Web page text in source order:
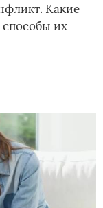
Какие
способы их